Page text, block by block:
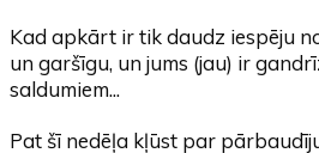
Kad apkārt ir tik daudz iespēju
un garšīgu, un jums (jau) ir
saldumiem...
Pat šī nedēļa kļūst par